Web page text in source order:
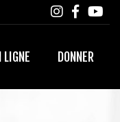
LIGNE DONNER